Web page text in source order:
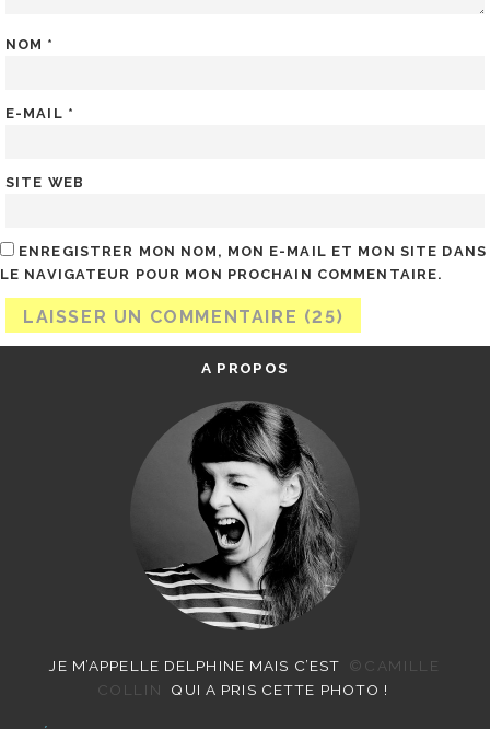
NOM *
E-MAIL *
SITE WEB
ENREGISTRER MON NOM, MON E-MAIL ET MON SITE DANS
LE NAVIGATEUR POUR MON PROCHAIN COMMENTAIRE.
A PROPOS
JE M’APPELLE DELPHINE MAIS C’EST
©CAMILLE
COLLIN
QUI A PRIS CETTE PHOTO !